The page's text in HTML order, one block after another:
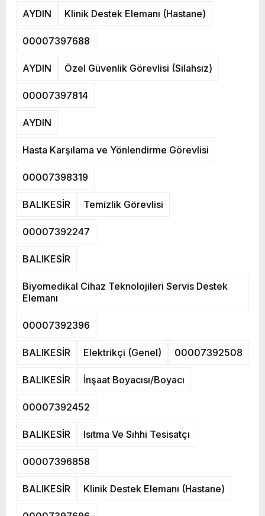
AYDIN Klinik Destek Elemanı (Hastane)
00007397688
AYDIN Özel Güvenlik Görevlisi (Silahsız)
00007397814
AYDIN
Hasta Karşılama ve Yönlendirme Görevlisi
00007398319
BALIKESİR Temizlik Görevlisi
00007392247
BALIKESİR
Biyomedikal Cihaz Teknolojileri Servis Destek
Elemanı
00007392396
BALIKESİR Elektrikçi (Genel) 00007392508
BALIKESİR İnşaat Boyacısı/Boyacı
00007392452
BALIKESİR Isıtma Ve Sıhhi Tesisatçı
00007396858
BALIKESİR Klinik Destek Elemanı (Hastane)